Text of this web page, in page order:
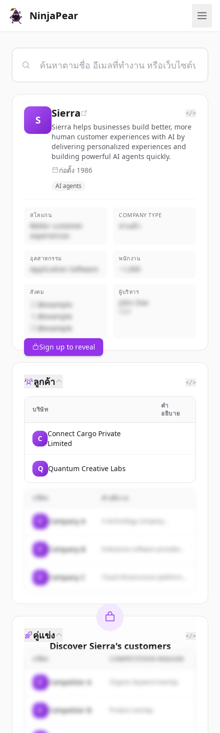
NinjaPear
S
Sierra </>
Sierra helps businesses build better, more
human customer experiences with AI by
delivering personalized experiences and
building powerful AI agents quickly.
ก่อตั้ง 1986
AI agents
สโลแกน
Better customer
experiences
COMPANY TYPE
ส่วนตัว
อุตสาหกรรม
Application Software
พนักงาน
~1,000
สังคม
@example
@example
@example
ผู้บริหาร
John Doe
Sign up to reveal
ลูกค้า </>
บริษัท
คำ
อธิบาย
C
Connect Cargo Private
Limited
Q Quantum Creative Labs
คำอธิบาย
Company A A technology company...
Company B
Company C
Discover Sierra's customers
Sign up for free to view allcustomers
New accounts include trial credits to
คู่แข่ง </>
COMPETITION REASON
Competitor A Organic keyword overlap
Competitor B